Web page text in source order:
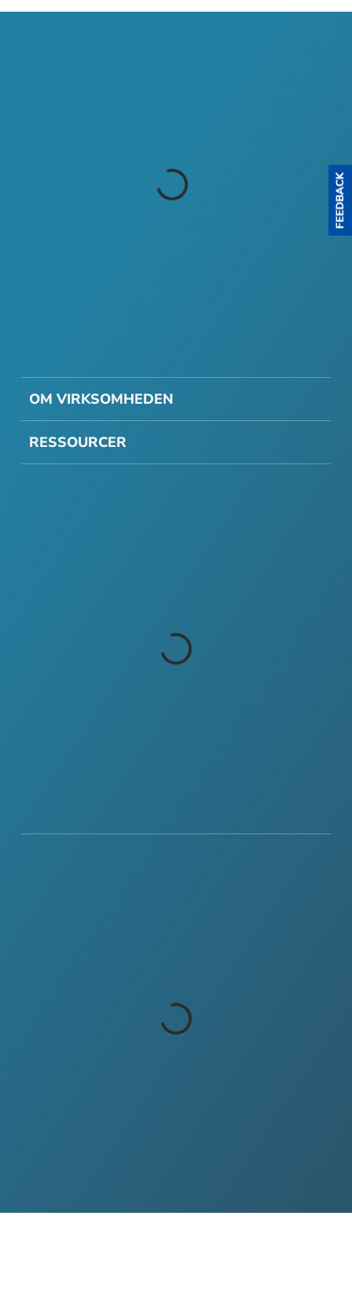
OM VIRKSOMHEDEN
RESSOURCER